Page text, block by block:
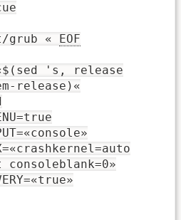
grub « EOF
's, release
release)«